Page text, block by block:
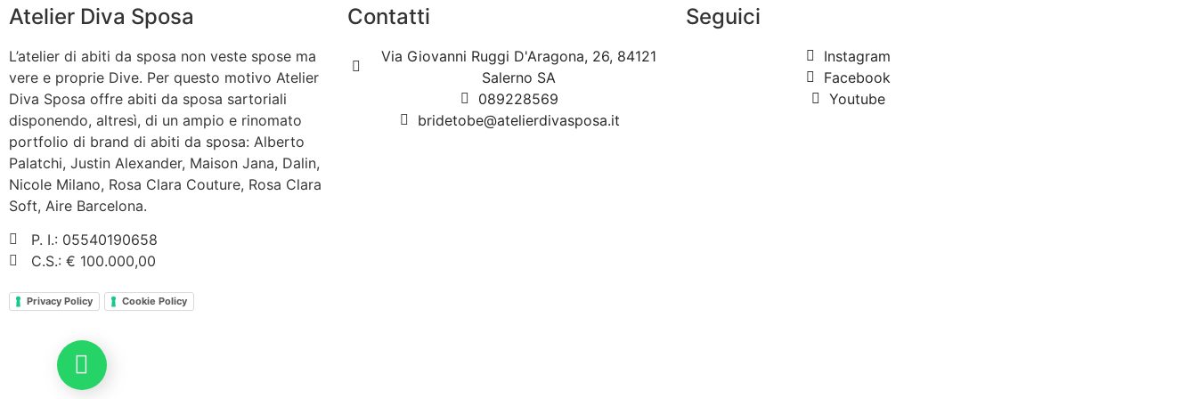
Atelier Diva Sposa
L’atelier di abiti da sposa non veste spose ma
vere e proprie Dive. Per questo motivo Atelier
Diva Sposa offre abiti da sposa sartoriali
disponendo, altresì, di un ampio e rinomato
portfolio di brand di abiti da sposa: Alberto
Palatchi, Justin Alexander, Maison Jana, Dalin,
Nicole Milano, Rosa Clara Couture, Rosa Clara
Soft, Aire Barcelona.
P. I.: 05540190658
C.S.: € 100.000,00
Contatti
Via Giovanni Ruggi D'Aragona, 26, 84121
Salerno SA
089228569
bridetobe@atelierdivasposa.it
Seguici
Instagram
Facebook
Youtube
Privacy Policy Cookie Policy
Scrivici su Whatsapp